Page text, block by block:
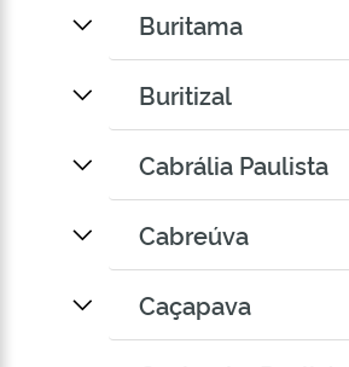
Buritama
Buritizal
Cabrália Paulista
Cabreúva
Caçapava